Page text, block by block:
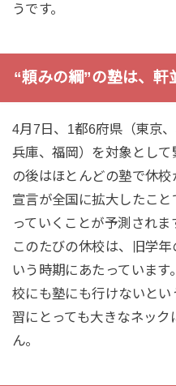
うです。
“頼みの綱”の塾は、軒
4月7日、1都6府県（東京
兵庫、福岡）を対象とし
の後はほとんどの塾で休
宣言が全国に拡大したこ
っていくことが予測されま
このたびの休校は、旧学
いう時期にあたっていま
校にも塾にも行けないと
習にとっても大きなネッ
ん。